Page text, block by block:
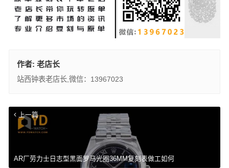
作者: 老店长
站西钟表老店长,微信：13967023
上一篇
AR厂劳力士日志型黑面罗马光圈36MM复刻表做工如何